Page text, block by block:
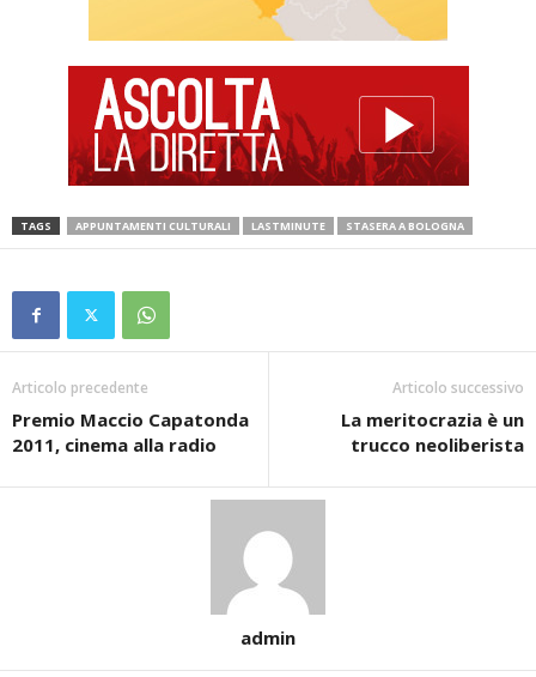
TAGS APPUNTAMENTI CULTURALI LASTMINUTE STASERA A BOLOGNA
Articolo precedente
Premio Maccio Capatonda
2011, cinema alla radio
Articolo successivo
La meritocrazia è un
trucco neoliberista
admin